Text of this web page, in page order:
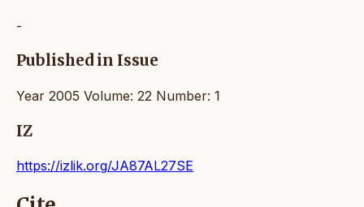
-
Published in Issue
Year 2005 Volume: 22 Number: 1
IZ
https://izlik.org/JA87AL27SE